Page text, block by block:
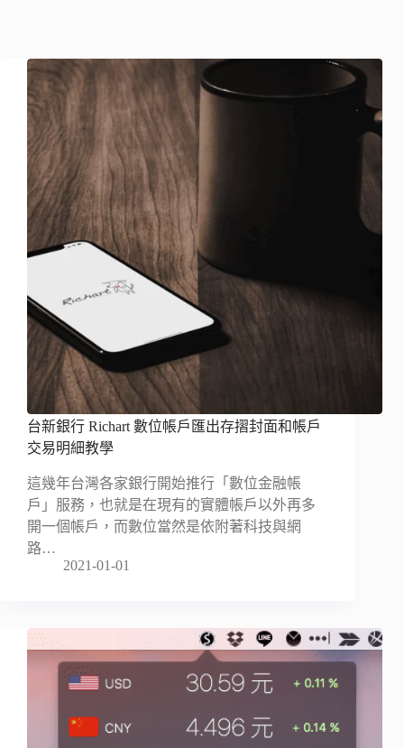
台新銀行 Richart 數位帳戶匯出存摺封面和帳戶
交易明細教學
這幾年台灣各家銀行開始推行「數位金融帳
戶」服務，也就是在現有的實體帳戶以外再多
開一個帳戶，而數位當然是依附著科技與網
路…
2021-01-01